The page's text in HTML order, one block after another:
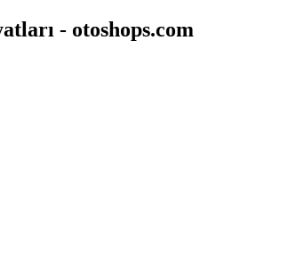
- otoshops.com